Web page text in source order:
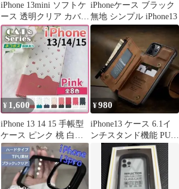
iPhone 13mini ソフトケ
ース 透明クリア カバー
レンズ保護 耐衝撃
iPhoneケース ブラック
無地 シンプル iPhone13
¥ 1,600
iPhone 13 14 15 手帳型
ケース ピンク 桃 白
猫/888
¥980
iPhone13 ケース 6.1イ
ンチスタンド機能 PUレ
ザー ストラップ付き